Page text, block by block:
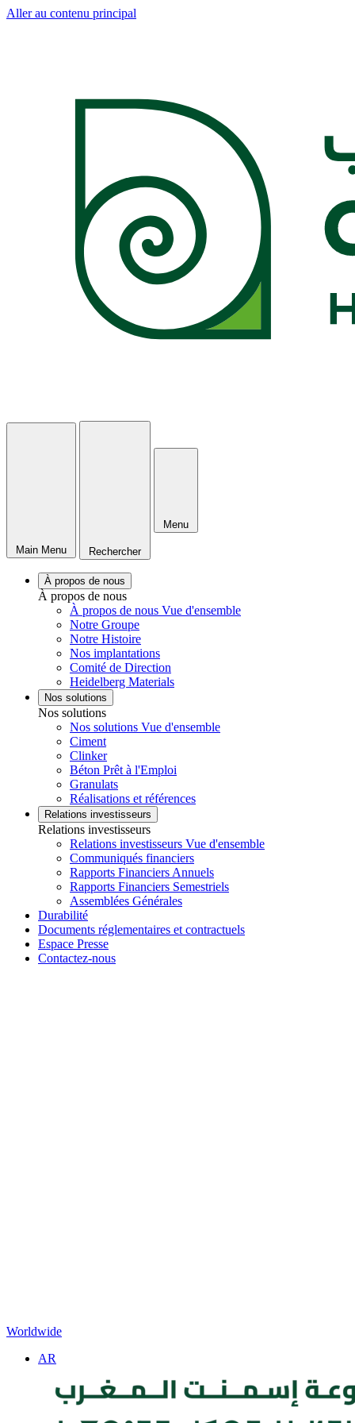
Aller au contenu principal
Main Menu Rechercher
Menu
À propos de nous
À propos de nous
À propos de nous Vue d'ensemble
Notre Groupe
Notre Histoire
Nos implantations
Comité de Direction
Heidelberg Materials
Nos solutions
Nos solutions
Nos solutions Vue d'ensemble
Ciment
Clinker
Béton Prêt à l'Emploi
Granulats
Réalisations et références
Relations investisseurs
Relations investisseurs
Relations investisseurs Vue d'ensemble
Communiqués financiers
Rapports Financiers Annuels
Rapports Financiers Semestriels
Assemblées Générales
Durabilité
Documents réglementaires et contractuels
Espace Presse
Contactez-nous
Worldwide
AR